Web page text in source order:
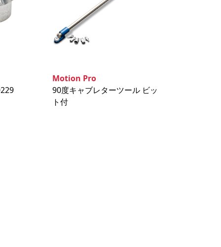
Motion Pro
90度キャブレターツール ビッ
ト付